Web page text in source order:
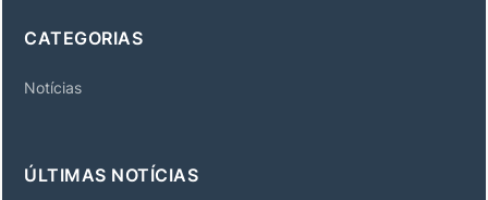
CATEGORIAS
Notícias
ÚLTIMAS NOTÍCIAS